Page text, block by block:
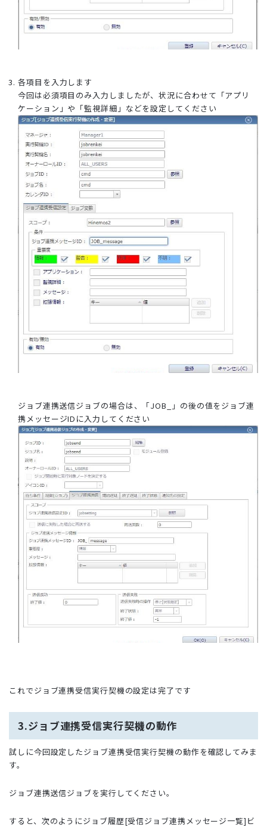
各項目を入力します
今回は必須項目のみ入力しましたが、状況に合わせて「アプリ
ケーション」や「監視詳細」などを設定してください
ジョブ連携送信ジョブの場合は、「JOB_」の後の値をジョブ連
携メッセージIDに入力してください
これでジョブ連携受信実行契機の設定は完了です
3.ジョブ連携受信実行契機の動作
試しに今回設定したジョブ連携受信実行契機の動作を確認してみま
す。
ジョブ連携送信ジョブを実行してください。
すると、次のようにジョブ履歴[受信ジョブ連携メッセージ一覧]ビ